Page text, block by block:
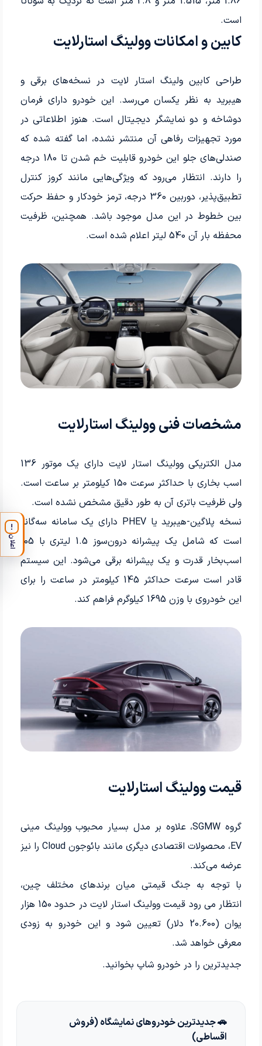
است.
کابین و امکانات وولینگ استارلایت
طراحی کابین ولینگ استار لایت در نسخه‌های برقی و
هیبرید به نظر یکسان می‌رسد. این خودرو دارای فرمان
دوشاخه و دو نمایشگر دیجیتال است. هنوز اطلاعاتی در
مورد تجهیزات رفاهی آن منتشر نشده، اما گفته شده که
صندلی‌های جلو این خودرو قابلیت خم شدن تا 180 درجه
را دارند. انتظار می‌رود که ویژگی‌هایی مانند کروز کنترل
تطبیق‌پذیر، دوربین 360 درجه، ترمز خودکار و حفظ حرکت
بین خطوط در این مدل موجود باشد. همچنین، ظرفیت
محفظه بار آن 540 لیتر اعلام شده است.
مشخصات فنی وولینگ استارلایت
مدل الکتریکی وولینگ استار لایت دارای یک موتور 136
اسب بخاری با حداکثر سرعت 150 کیلومتر بر ساعت است.
ولی ظرفیت باتری آن به طور دقیق مشخص نشده است.
نسخه‌ پلاگین-هیبرید یا PHEV دارای یک سامانه سه‌گانه
است که شامل یک پیشرانه درون‌سوز 1.5 لیتری با 105
اسب‌بخار قدرت و یک پیشرانه برقی می‌شود. این سیستم
قادر است سرعت حداکثر 145 کیلومتر در ساعت را برای
این خودروی با وزن 1695 کیلوگرم فراهم کند.
قیمت وولینگ استارلایت
گروه SGMW، علاوه بر مدل بسیار محبوب وولینگ مینی
EV، محصولات اقتصادی دیگری مانند بائوجون Cloud را نیز
عرضه می‌کند.
با توجه به جنگ قیمتی میان برندهای مختلف چین،
انتظار می رود قیمت وولینگ استار لایت در حدود 150 هزار
یوان (20.600 دلار) تعیین شود و این خودرو به زودی
معرفی خواهد شد.
جدیدترین را در خودرو شاپ بخوانید.
🚗 جدیدترین خودروهای نمایشگاه (فروش
اقساطی)
!
اعلان